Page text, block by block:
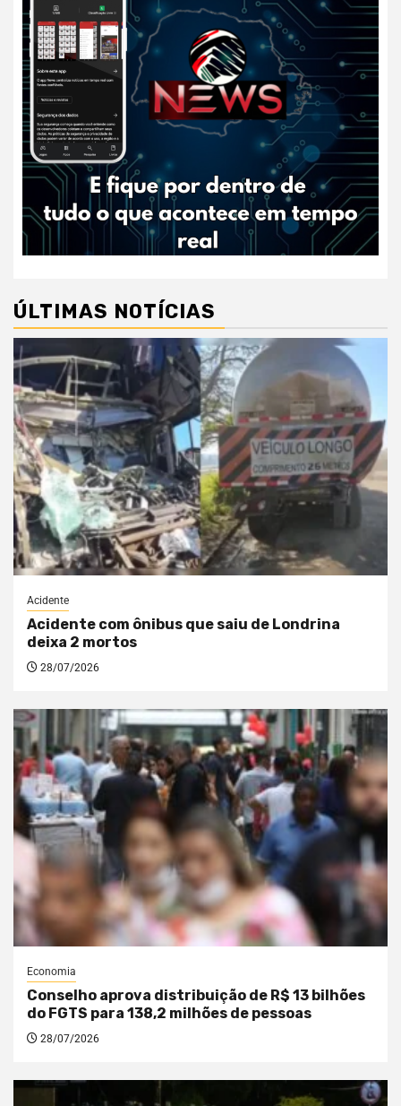
ÚLTIMAS NOTÍCIAS
Acidente
Acidente com ônibus que saiu de Londrina
deixa 2 mortos
28/07/2026
Economia
Conselho aprova distribuição de R$ 13 bilhões
do FGTS para 138,2 milhões de pessoas
28/07/2026